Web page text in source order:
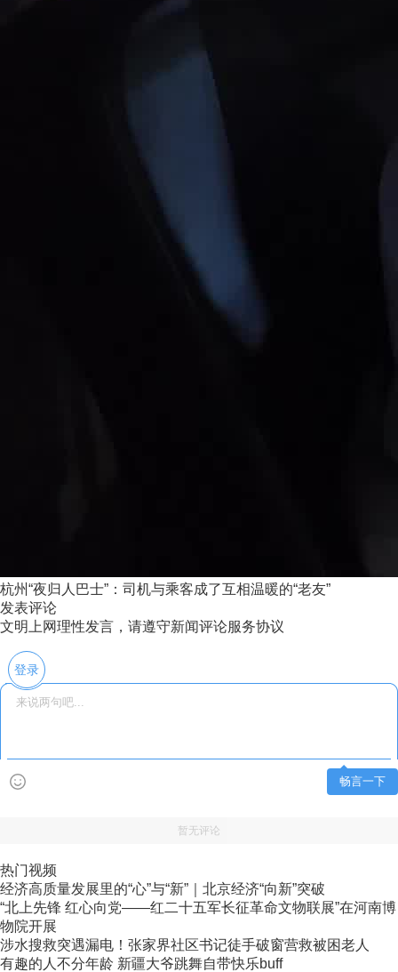
杭州“夜归人巴士”：司机与乘客成了互相温暖的“老友”
发表评论
文明上网理性发言，请遵守新闻评论服务协议
登录
畅言一下
暂无评论
热门视频
经济高质量发展里的“心”与“新”｜北京经济“向新”突破
“北上先锋 红心向党——红二十五军长征革命文物联展”在河南博
物院开展
涉水搜救突遇漏电！张家界社区书记徒手破窗营救被困老人
有趣的人不分年龄 新疆大爷跳舞自带快乐buff